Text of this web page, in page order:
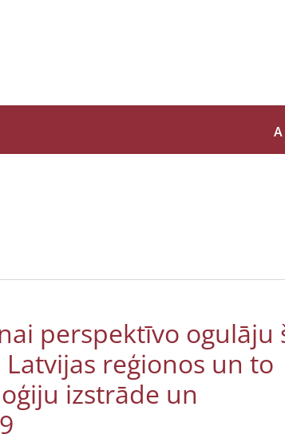
A
perspektīvo ogulāju
reģionos un to
izstrāde un